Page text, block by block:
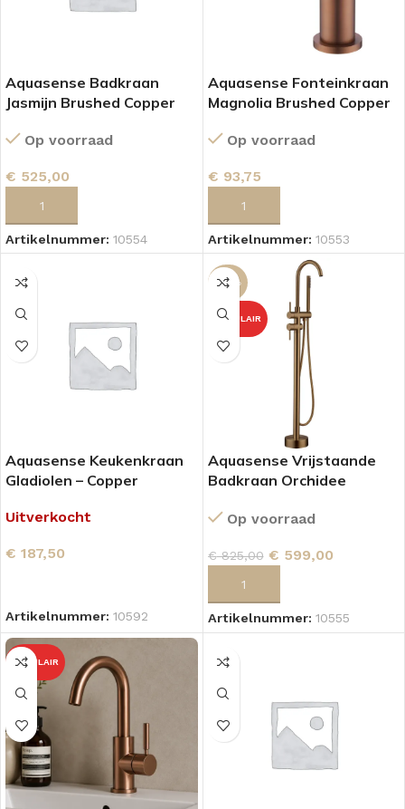
Aquasense Badkraan
Jasmijn Brushed Copper
Op voorraad
€ 525,00
Artikelnummer: 10554
Aquasense Fonteinkraan
Magnolia Brushed Copper
Op voorraad
€ 93,75
Artikelnummer: 10553
Aquasense Keukenkraan
Gladiolen – Copper
Uitverkocht
€ 187,50
Artikelnummer: 10592
-27%
POPULAIR
Aquasense Vrijstaande
Badkraan Orchidee
Op voorraad
€825,00 € 599,00
Artikelnummer: 10555
POPULAIR